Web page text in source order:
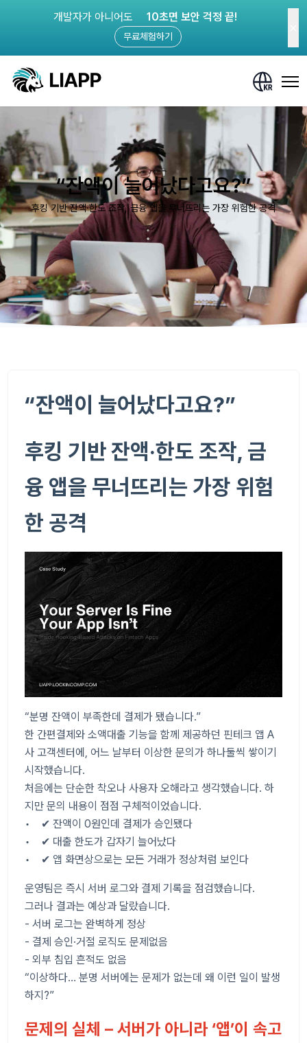
개발자가 아니어도 10초면 보안 걱정 끝!
무료체험하기
“잔액이 늘어났다고요?”
후킹 기반 잔액·한도 조작, 금융 앱을 무너뜨리는 가장 위험한 공격
“잔액이 늘어났다고요?”
후킹 기반 잔액·한도 조작, 금
융 앱을 무너뜨리는 가장 위험
한 공격
“분명 잔액이 부족한데 결제가 됐습니다.”
한 간편결제와 소액대출 기능을 함께 제공하던 핀테크 앱 A
사 고객센터에, 어느 날부터 이상한 문의가 하나둘씩 쌓이기
시작했습니다.
처음에는 단순한 착오나 사용자 오해라고 생각했습니다. 하
지만 문의 내용이 점점 구체적이었습니다.
• ✔ 잔액이 0원인데 결제가 승인됐다
• ✔ 대출 한도가 갑자기 늘어났다
• ✔ 앱 화면상으로는 모든 거래가 정상처럼 보인다
운영팀은 즉시 서버 로그와 결제 기록을 점검했습니다.
그러나 결과는 예상과 달랐습니다.
- 서버 로그는 완벽하게 정상
- 결제 승인·거절 로직도 문제없음
- 외부 침입 흔적도 없음
“이상하다… 분명 서버에는 문제가 없는데 왜 이런 일이 발생
하지?”
문제의 실체 – 서버가 아니라 ‘앱’이 속고